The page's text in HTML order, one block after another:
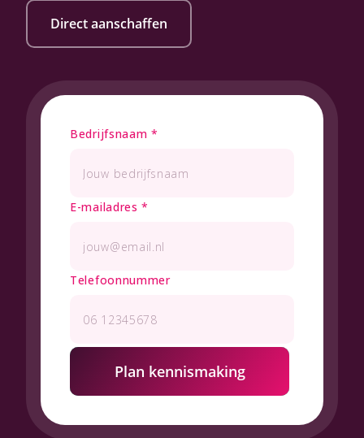
Direct aanschaffen
Bedrijfsnaam*
E-mailadres*
Telefoonnummer
Plan kennismaking